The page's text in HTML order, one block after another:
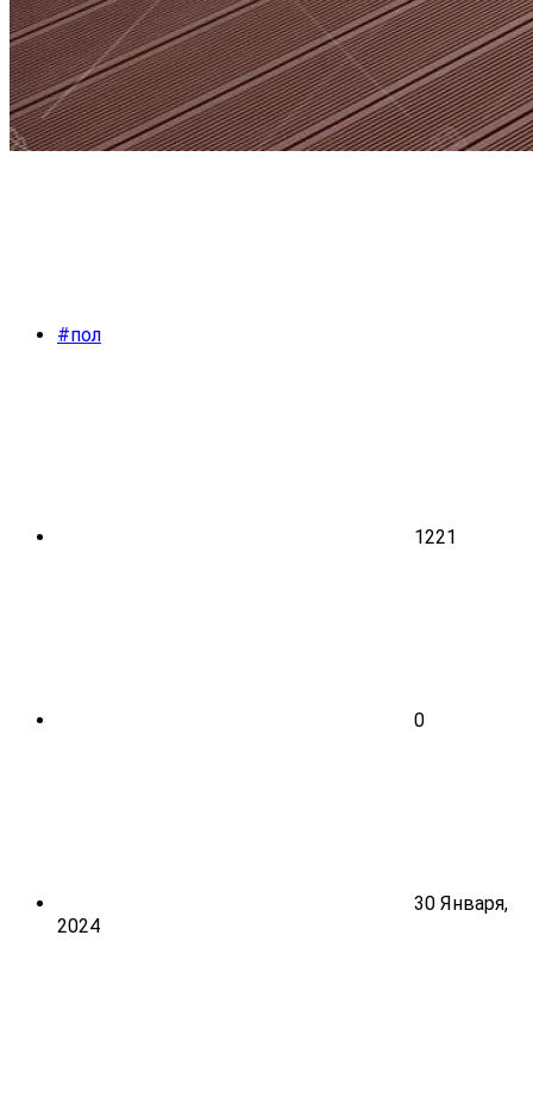
#пол
1221
0
30 Января,
2024